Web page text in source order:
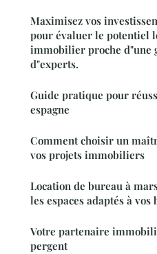
Maximisez vos
pour évaluer le potentiel
immobilier proche d"une
d"experts.
Guide pratique pour
espagne
Comment choisir un
vos projets immobiliers
Location de bureau à
les espaces adaptés à
Votre partenaire
pergent